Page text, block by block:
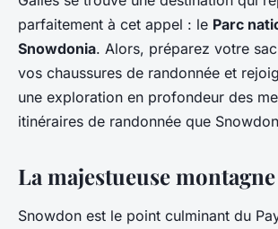
montagnes de
Pays de Galles?
Roxane•1 septembre 2024•6 min de
parfaitement à cet appel : le Parc
Snowdonia. Alors, préparez votre
vos chaussures de randonnée et
une exploration en profondeur des
itinéraires de randonnée que
La majestueuse
Snowdon est le point culminant du